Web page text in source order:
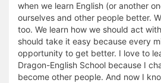
when we learn English (or another
ourselves and other people better.
too. We learn how we should act
should take it easy because every
opportunity to get better. I love to
Dragon-English School because I
become other people. And now I